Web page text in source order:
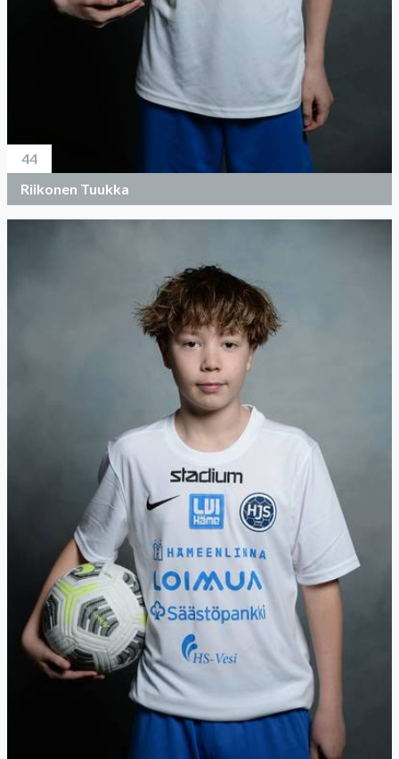
44
Riikonen Tuukka